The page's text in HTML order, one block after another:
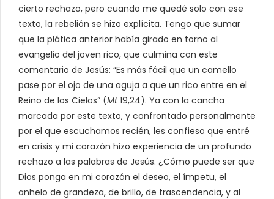
cierto rechazo, pero cuando me quedé solo con ese
texto, la rebelión se hizo explícita. Tengo que sumar
que la plática anterior había girado en torno al
evangelio del joven rico, que culmina con este
comentario de Jesús: “Es más fácil que un camello
pase por el ojo de una aguja a que un rico entre en el
Reino de los Cielos” (Mt19,24). Ya con la cancha
marcada por este texto, y confrontado personalmente
por el que escuchamos recién, les confieso que entré
en crisis y mi corazón hizo experiencia de un profundo
rechazo a las palabras de Jesús. ¿Cómo puede ser que
Dios ponga en mi corazón el deseo, el ímpetu, el
anhelo de grandeza, de brillo, de trascendencia, y al